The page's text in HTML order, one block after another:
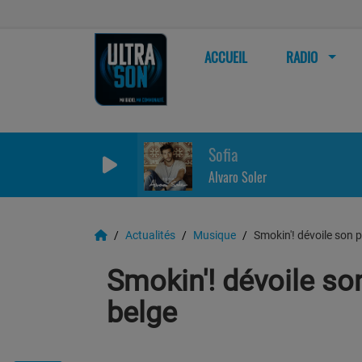
ACCUEIL RADIO
Sofia
Alvaro Soler
Actualités Musique Smokin'! dévoile son
Smokin'! dévoile
belge